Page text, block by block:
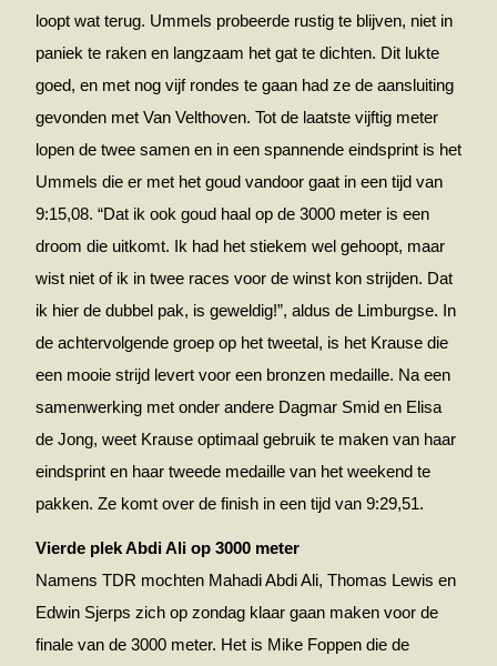
loopt wat terug. Ummels probeerde rustig te blijven, niet in
paniek te raken en langzaam het gat te dichten. Dit lukte
goed, en met nog vijf rondes te gaan had ze de aansluiting
gevonden met Van Velthoven. Tot de laatste vijftig meter
lopen de twee samen en in een spannende eindsprint is het
Ummels die er met het goud vandoor gaat in een tijd van
9:15,08. “Dat ik ook goud haal op de 3000 meter is een
droom die uitkomt. Ik had het stiekem wel gehoopt, maar
wist niet of ik in twee races voor de winst kon strijden. Dat
ik hier de dubbel pak, is geweldig!”, aldus de Limburgse. In
de achtervolgende groep op het tweetal, is het Krause die
een mooie strijd levert voor een bronzen medaille. Na een
samenwerking met onder andere Dagmar Smid en Elisa
de Jong, weet Krause optimaal gebruik te maken van haar
eindsprint en haar tweede medaille van het weekend te
pakken. Ze komt over de finish in een tijd van 9:29,51.
Vierde plek Abdi Ali op 3000 meter
Namens TDR mochten Mahadi Abdi Ali, Thomas Lewis en
Edwin Sjerps zich op zondag klaar gaan maken voor de
finale van de 3000 meter. Het is Mike Foppen die de